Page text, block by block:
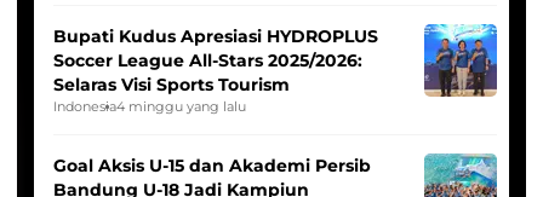
Bupati Kudus Apresiasi HYDROPLUS
Soccer League All-Stars 2025/2026:
Selaras Visi Sports Tourism
Indonesia4 minggu yang lalu
Goal Aksis U-15 dan Akademi Persib
Bandung U-18 Jadi Kampiun